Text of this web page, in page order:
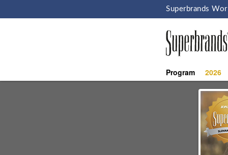
Superbrands
Program 2026